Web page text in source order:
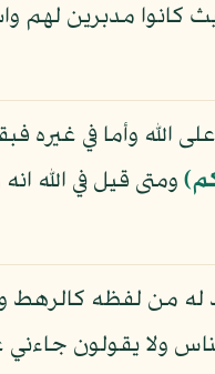
كانوا مدبرين لهم
الله وأما في غيره
ومتى قيل في الله
له من لفظه
ولا يقولون جاءني